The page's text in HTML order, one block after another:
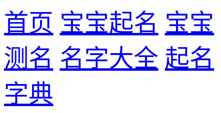
首页 宝宝起名 宝宝
测名 名字大全 起名
字典